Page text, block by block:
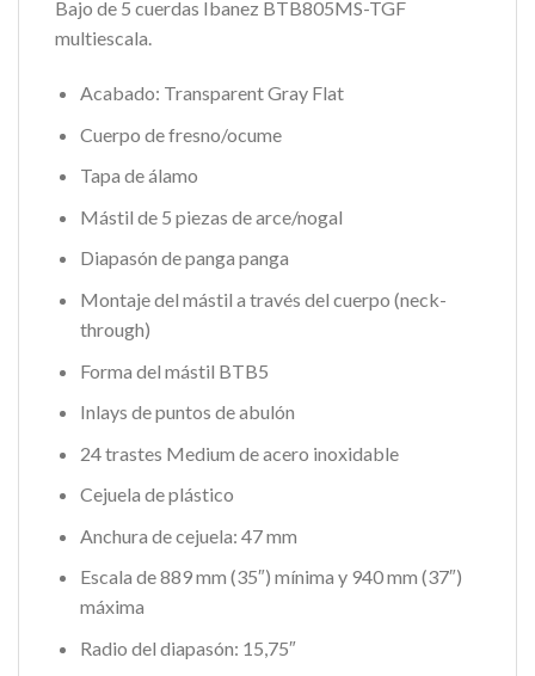
Bajo de 5 cuerdas Ibanez BTB805MS-TGF
multiescala.
Acabado: Transparent Gray Flat
Cuerpo de fresno/ocume
Tapa de álamo
Mástil de 5 piezas de arce/nogal
Diapasón de panga panga
Montaje del mástil a través del cuerpo (neck-
through)
Forma del mástil BTB5
Inlays de puntos de abulón
24 trastes Medium de acero inoxidable
Cejuela de plástico
Anchura de cejuela: 47 mm
Escala de 889 mm (35″) mínima y 940 mm (37″)
máxima
Radio del diapasón: 15,75″